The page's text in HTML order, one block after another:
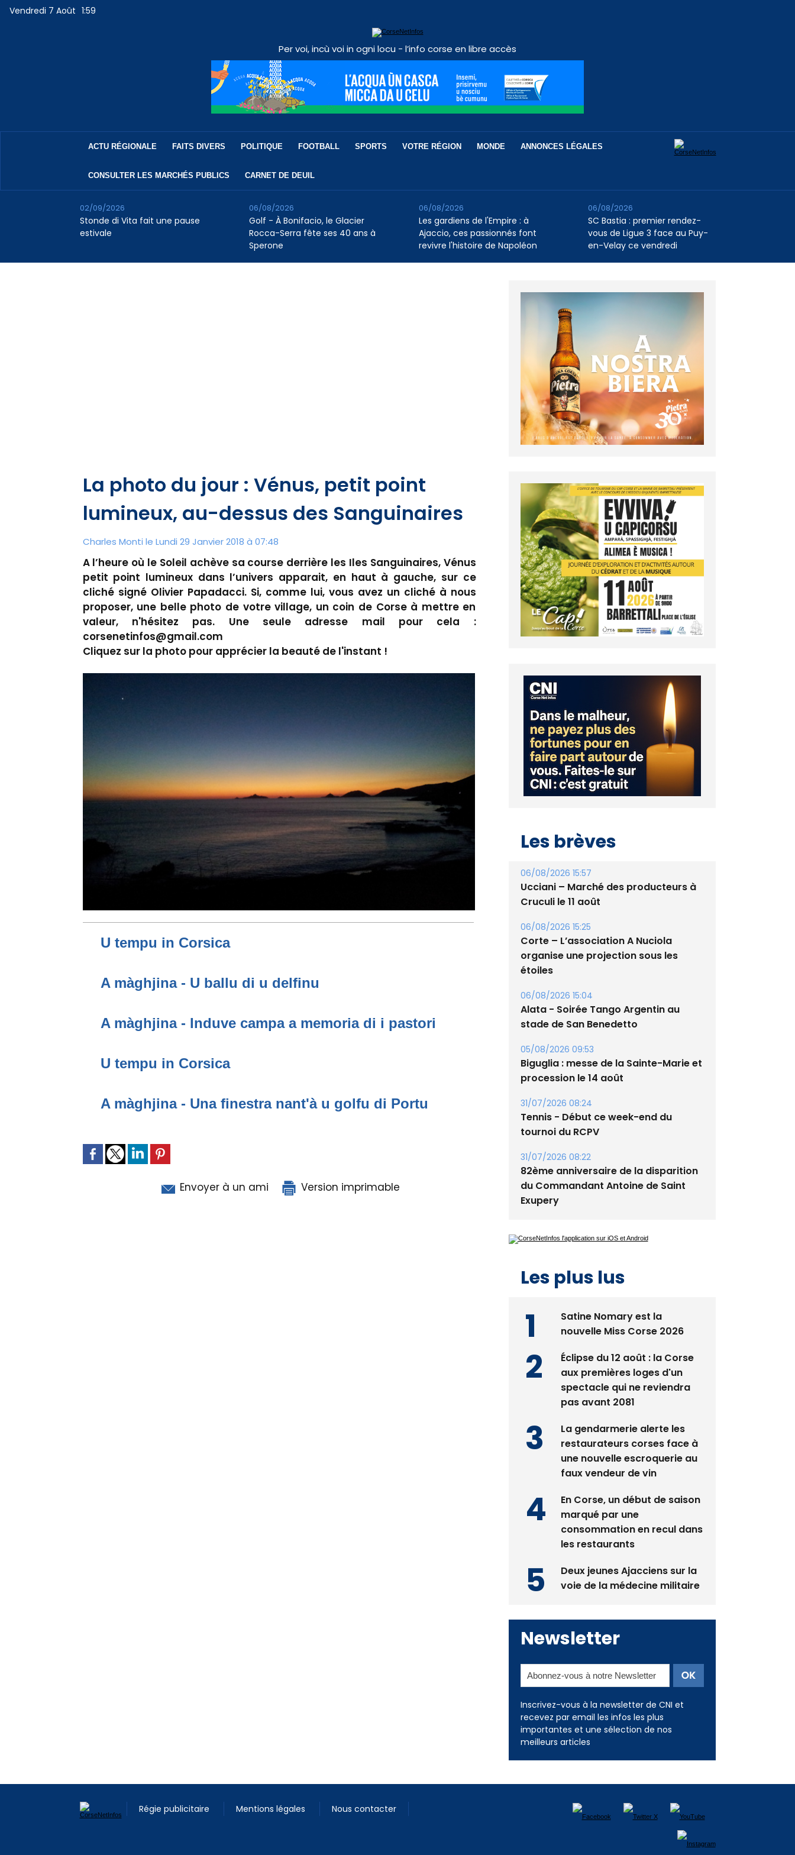
Vendredi 7 Août 1:59
Per voi, incù voi in ogni locu - l’info corse en libre accès
ACTU RÉGIONALE FAITS DIVERS POLITIQUE FOOTBALL SPORTS VOTRE RÉGION MONDE ANNONCES LÉGALES
CONSULTER LES MARCHÉS PUBLICS CARNET DE DEUIL
Stonde di Vita fait une pause
estivale
02/09/2026
Golf - À Bonifacio, le Glacier
Rocca-Serra fête ses 40 ans à
Sperone
06/08/2026
Les gardiens de l'Empire : à
Ajaccio, ces passionnés font
revivre l'histoire de Napoléon
06/08/2026
SC Bastia : premier rendez-
vous de Ligue 3 face au Puy-
en-Velay ce vendredi
06/08/2026
La photo du jour : Vénus, petit point
lumineux, au-dessus des Sanguinaires
Charles Monti le Lundi 29 Janvier 2018 à 07:48
A l’heure où le Soleil achève sa course derrière les Iles Sanguinaires, Vénus
petit point lumineux dans l’univers apparait, en haut à gauche, sur ce
cliché signé Olivier Papadacci. Si, comme lui, vous avez un cliché à nous
proposer, une belle photo de votre village, un coin de Corse à mettre en
valeur, n'hésitez pas. Une seule adresse mail pour cela :
corsenetinfos@gmail.com
Cliquez sur la photo pour apprécier la beauté de l'instant !
U tempu in Corsica
A màghjina - U ballu di u delfinu
A màghjina - Induve campa a memoria di i pastori
U tempu in Corsica
A màghjina - Una finestra nant'à u golfu di Portu
Envoyer à un ami Version imprimable
Les brèves
06/08/2026 15:57
Cruculi le 11 août
06/08/2026 15:25
Corte – L’association A Nuciola
étoiles
06/08/2026 15:04
stade de San Benedetto
05/08/2026 09:53
procession le 14 août
31/07/2026 08:24
tournoi du RCPV
31/07/2026 08:22
82ème anniversaire de la disparition
nouvelle Miss Corse 2026
Éclipse du 12 août : la Corse
aux premières loges d'un
pas avant 2081
La gendarmerie alerte les
restaurateurs corses face à
faux vendeur de vin
En Corse, un début de saison
marqué par une
les restaurants
Newsletter
Inscrivez-vous à la newsletter de CNI et
recevez par email les infos les plus